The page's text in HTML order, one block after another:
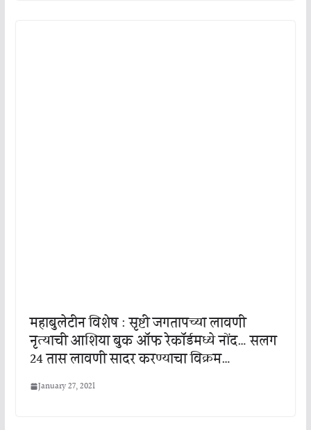
महाबुलेटीन विशेष : सृष्टी जगतापच्या लावणी
नृत्याची आशिया बुक ऑफ रेकॉर्डमध्ये नोंद… सलग
24 तास लावणी सादर करण्याचा विक्रम…
January 27, 2021